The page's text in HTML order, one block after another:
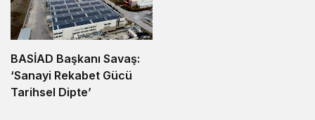
BASİAD Başkanı Savaş:
‘Sanayi Rekabet Gücü
Tarihsel Dipte’